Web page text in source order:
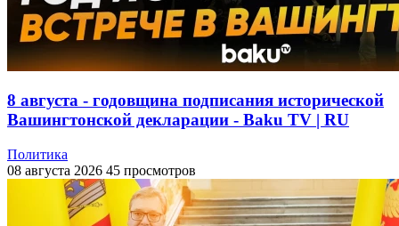
8 августа - годовщина подписания исторической
Вашингтонской декларации - Baku TV | RU
Политика
08 августа 2026 45 просмотров